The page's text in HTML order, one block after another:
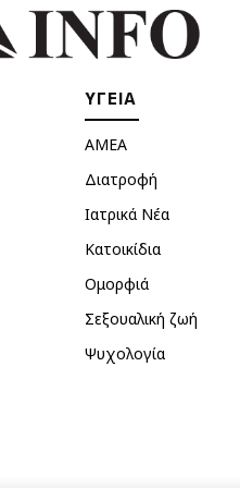
ΥΓΕΙΑ
ΑΜΕΑ
Διατροφή
Ιατρικά Νέα
Κατοικίδια
Ομορφιά
Σεξουαλική ζωή
Ψυχολογία